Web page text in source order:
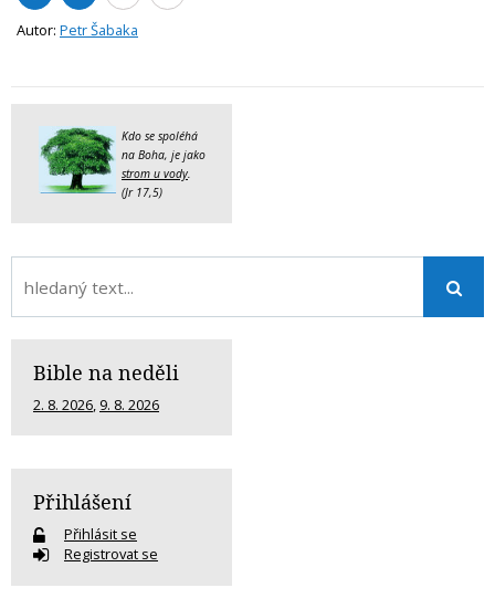
Autor: Petr Šabaka
Kdo se spoléhá
na Boha, je jako
strom u vody.
(Jr 17,5)
Bible na neděli
2. 8. 2026, 9. 8. 2026
Přihlášení
Přihlásit se
Registrovat se